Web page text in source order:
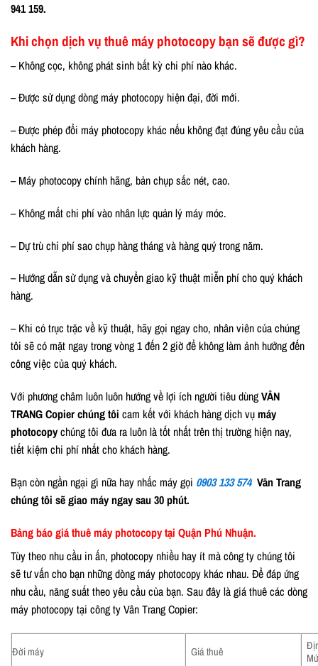
941 159.
Khi chọn dịch vụ thuê máy photocopy bạn sẽ được gì?
– Không cọc, không phát sinh bất kỳ chi phí nào khác.
– Được sử dụng dòng máy photocopy hiện đại, đời mới.
– Được phép đổi máy photocopy khác nếu không đạt đúng yêu cầu của
khách hàng.
– Máy photocopy chính hãng, bản chụp sắc nét, cao.
– Không mất chi phí vào nhân lực quản lý máy móc.
– Dự trù chi phí sao chụp hàng tháng và hàng quý trong năm.
– Hướng dẫn sử dụng và chuyển giao kỹ thuật miễn phí cho quý khách
hàng.
– Khi có trục trặc về kỹ thuật, hãy gọi ngay cho, nhân viên của chúng
tôi sẽ có mặt ngay trong vòng 1 đến 2 giờ để không làm ảnh hưởng đến
công việc của quý khách.
Với phương châm luôn luôn hướng về lợi ích người tiêu dùngVÂN
TRANG Copier chúng tôi cam kết với khách hàng dịch vụmáy
photocopychúng tôi đưa ra luôn là tốt nhất trên thị trường hiện nay,
tiết kiệm chi phí nhất cho khách hàng.
Bạn còn ngần ngại gì nữa hay nhấc máy gọi 0903 133 574 Vân Trang
chúng tôi sẽ giao máy ngay sau 30 phút.
Bảng báo giá thuê máy photocopy tại Quận Phú Nhuận.
Tùy theo nhu cầu in ấn, photocopy nhiều hay ít mà công ty chúng tôi
sẽ tư vấn cho bạn những dòng máy photocopy khác nhau. Để đáp ứng
nhu cầu, năng suất theo yêu cầu của bạn. Sau đây là giá thuê các dòng
máy photocopy tại công ty Vân Trang Copier:
Đời máy Giá thuê